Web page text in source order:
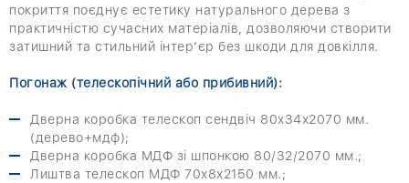
покриття поєднує естетику натурального дерева з
практичністю сучасних матеріалів, дозволяючи створити
затишний та стильний інтер’єр без шкоди для довкілля.
Погонаж (телескопічний або прибивний):
Дверна коробка телескоп сендвіч 80х34х2070 мм.
(дерево+мдф);
Дверна коробка МДФ зі шпонкою 80/32/2070 мм.;
Лиштва телескоп МДФ 70х8х2150 мм.;